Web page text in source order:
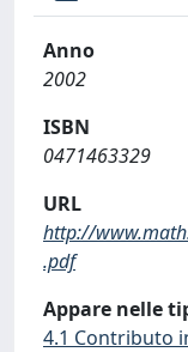
Anno
2002
ISBN
0471463329
URL
http://
.pdf
Appare nelle
4.1 Contributo